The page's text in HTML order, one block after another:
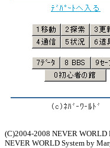
(C)2004-2008 NEVER
NEVER WORLD System by